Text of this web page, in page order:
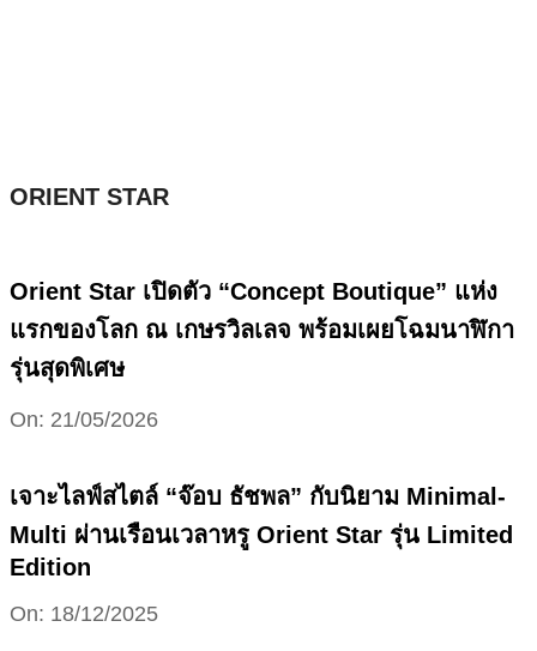
ORIENT STAR
Orient Star เปิดตัว “Concept Boutique” แห่ง
แรกของโลก ณ เกษรวิลเลจ พร้อมเผยโฉมนาฬิกา
รุ่นสุดพิเศษ
2026-
On: 21/05/2026
เจาะไลฟ์สไตล์ “จ๊อบ ธัชพล” กับนิยาม Minimal-
Multi ผ่านเรือนเวลาหรู Orient Star รุ่น Limited
Edition
2025-
On: 18/12/2025